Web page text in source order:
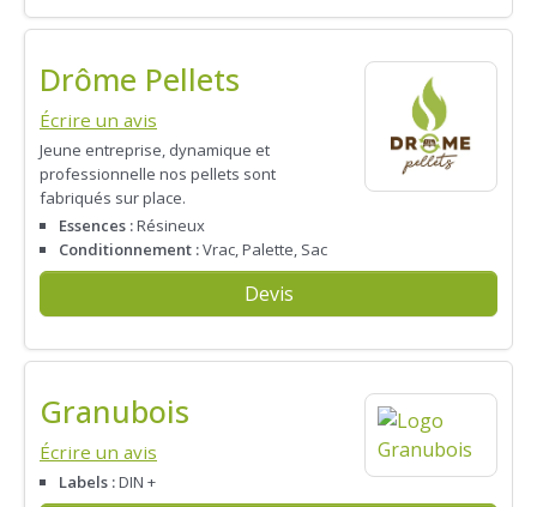
Drôme Pellets
Écrire un avis
Jeune entreprise, dynamique et
professionnelle nos pellets sont
fabriqués sur place.
Essences :Résineux
Conditionnement :Vrac, Palette, Sac
Devis
Granubois
Écrire un avis
Labels :DIN +